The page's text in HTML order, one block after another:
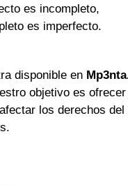
es incompleto,
es imperfecto.
disponible en
objetivo es
los derechos del